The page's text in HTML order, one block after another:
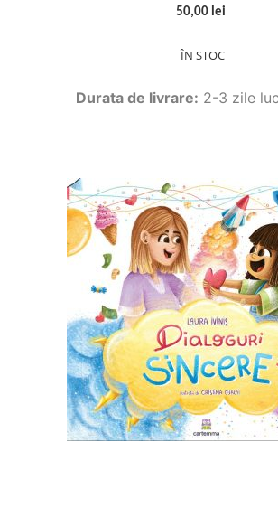
50,00 lei
ÎN STOC
Durata de livrare: 2-3 zile